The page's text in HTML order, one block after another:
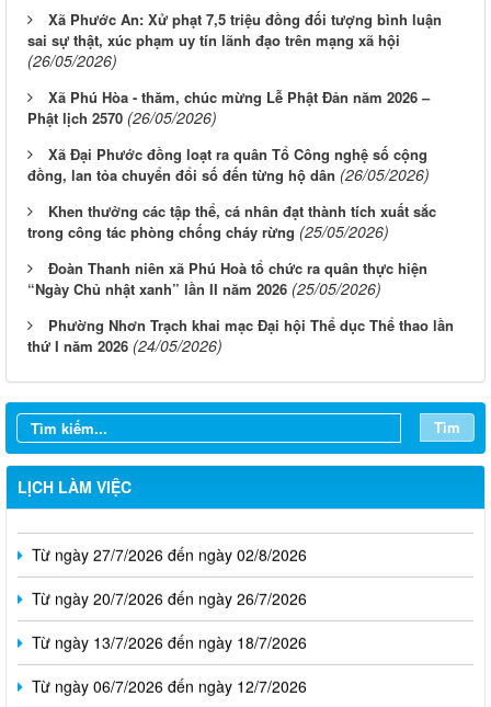
Xã Phước An: Xử phạt 7,5 triệu đồng đối tượng bình luận
sai sự thật, xúc phạm uy tín lãnh đạo trên mạng xã hội
(26/05/2026)
Xã Phú Hòa - thăm, chúc mừng Lễ Phật Đản năm 2026 –
Phật lịch 2570 (26/05/2026)
Xã Đại Phước đồng loạt ra quân Tổ Công nghệ số cộng
đồng, lan tỏa chuyển đổi số đến từng hộ dân (26/05/2026)
Khen thưởng các tập thể, cá nhân đạt thành tích xuất sắc
trong công tác phòng chống cháy rừng (25/05/2026)
Đoàn Thanh niên xã Phú Hoà tổ chức ra quân thực hiện
“Ngày Chủ nhật xanh” lần II năm 2026 (25/05/2026)
Phường Nhơn Trạch khai mạc Đại hội Thể dục Thể thao lần
thứ I năm 2026 (24/05/2026)
Tìm
LỊCH LÀM VIỆC
Từ ngày 03/8/2026 đến ngày 09/8/2026
Từ ngày 27/7/2026 đến ngày 02/8/2026
Từ ngày 20/7/2026 đến ngày 26/7/2026
Từ ngày 13/7/2026 đến ngày 18/7/2026
Từ ngày 06/7/2026 đến ngày 12/7/2026